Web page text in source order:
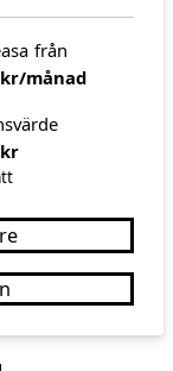
från
kr/månad
kr